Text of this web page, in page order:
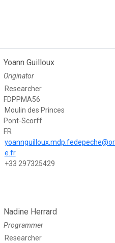
Yoann Guilloux
Originator
Researcher
FDPPMA56
Moulin des Princes
Pont-Scorff
FR
e.fr
+33 297325429
Nadine Herrard
Programmer
Researcher